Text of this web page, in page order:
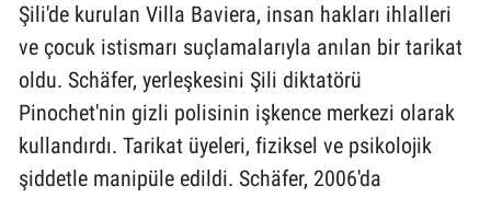
Şili'de kurulan Villa Baviera, insan hakları ihlalleri
ve çocuk istismarı suçlamalarıyla anılan bir tarikat
oldu. Schäfer, yerleşkesini Şili diktatörü
Pinochet'nin gizli polisinin işkence merkezi olarak
kullandırdı. Tarikat üyeleri, fiziksel ve psikolojik
şiddetle manipüle edildi. Schäfer, 2006'da